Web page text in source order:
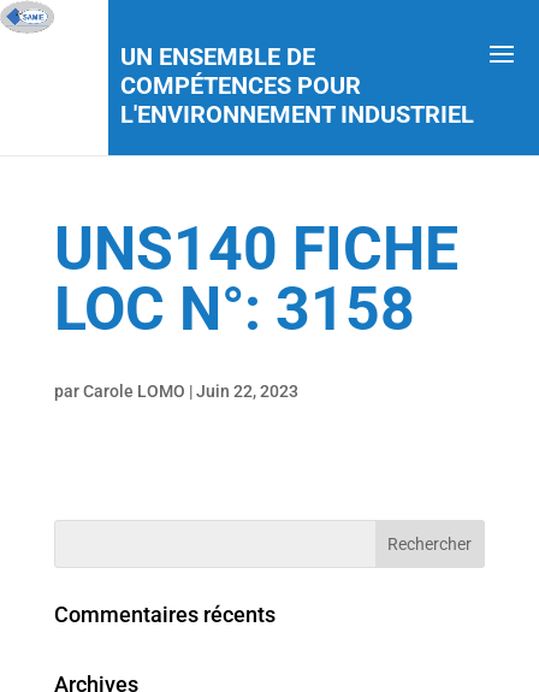
UN ENSEMBLE DE
COMPÉTENCES POUR
L'ENVIRONNEMENT INDUSTRIEL
UNS140 FICHE
LOC N°: 3158
parCarole LOMO |Juin 22, 2023
Commentaires récents
Archives